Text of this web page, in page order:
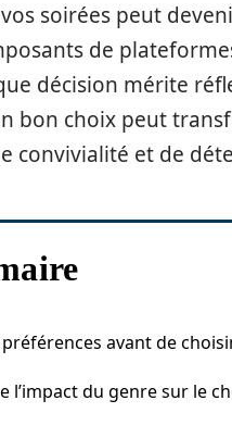
soirées peut
de
décision mérite
bon choix peut
convivialité et de
préférences avant de
l’impact du genre sur le